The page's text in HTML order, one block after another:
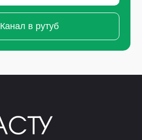
Канал в рутуб